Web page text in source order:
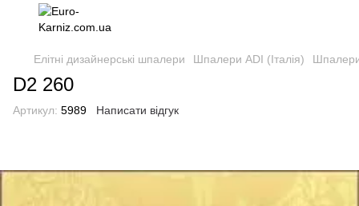
Елітні дизайнерські шпалери Шпалери ADI (Італія)
D2 260
Артикул: 5989 Написати відгук